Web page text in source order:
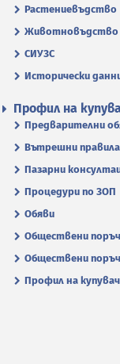
Растениевъдство
Животновъдство
СИУЗС
Исторически
Профил на
Предварителни
Вътрешни правила
Пазарни
Процедури по ЗОП
Обяви
Обществени
Обществени
Профил на